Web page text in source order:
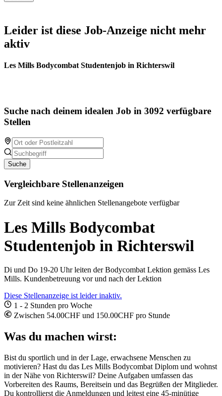
Leider ist diese Job-Anzeige nicht mehr
aktiv
Les Mills Bodycombat Studentenjob in Richterswil
Suche nach deinem idealen Job in 3092 verfügbare
Stellen
Suche
Vergleichbare Stellenanzeigen
Zur Zeit sind keine ähnlichen Stellenangebote verfügbar
Les Mills Bodycombat
Studentenjob in Richterswil
Di und Do 19-20 Uhr leiten der Bodycombat Lektion gemäss Les
Mills. Kundenbetreuung vor und nach der Lektion
Diese Stellenanzeige ist leider inaktiv.
1 - 2 Stunden pro Woche
Zwischen 54.00CHF und 150.00CHF pro Stunde
Was du machen wirst:
Bist du sportlich und in der Lage, erwachsene Menschen zu
motivieren? Hast du das Les Mills Bodycombat Diplom und wohnst
in der Nähe von Richterswil? Deine Aufgaben umfassen das
Vorbereiten des Raums, Bereitsein und das Begrüßen der Mitglieder.
Du kontrollierst die Anmeldungen und leitest eine 45-minütige